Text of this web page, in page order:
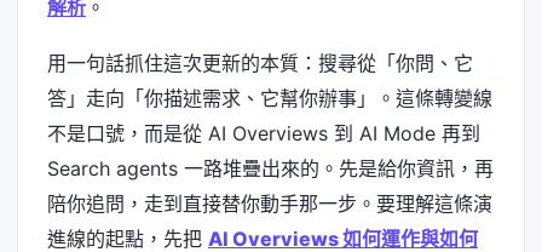
解析 。
用一句話抓住這次更新的本質：搜尋從「你問、它
答」走向「你描述需求、它幫你辦事」。這條轉變線
不是口號，而是從 AI Overviews 到 AI Mode 再到
Search agents 一路堆疊出來的。先是給你資訊，再
陪你追問，走到直接替你動手那一步。要理解這條演
進線的起點，先把 AI Overviews 如何運作與如何